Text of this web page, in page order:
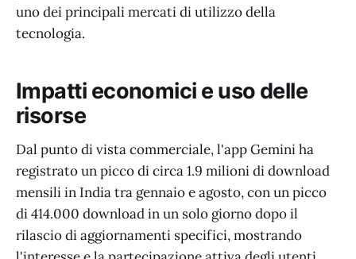
uno dei principali mercati di utilizzo della
tecnologia.
Impatti economici e uso delle
risorse
Dal punto di vista commerciale, l'app Gemini ha
registrato un picco di circa 1.9 milioni di download
mensili in India tra gennaio e agosto, con un picco
di 414.000 download in un solo giorno dopo il
rilascio di aggiornamenti specifici, mostrando